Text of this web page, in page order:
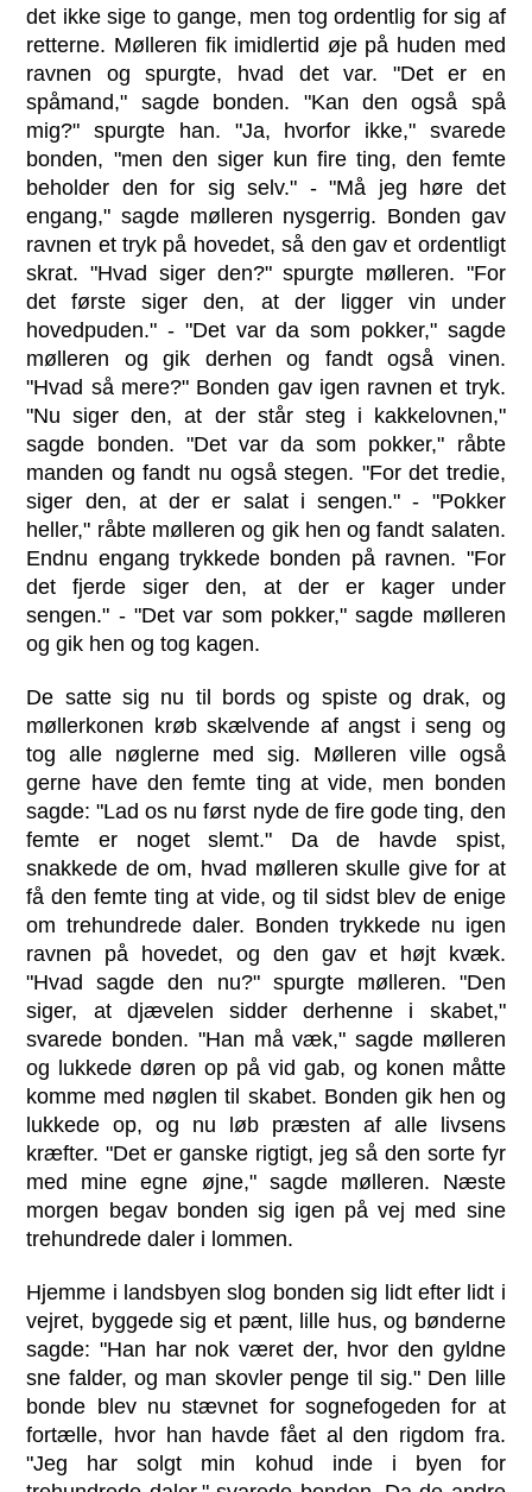
det ikke sige to gange, men tog ordentlig for sig af
retterne. Mølleren fik imidlertid øje på huden med
ravnen og spurgte, hvad det var. "Det er en
spåmand," sagde bonden. "Kan den også spå
mig?" spurgte han. "Ja, hvorfor ikke," svarede
bonden, "men den siger kun fire ting, den femte
beholder den for sig selv." - "Må jeg høre det
engang," sagde mølleren nysgerrig. Bonden gav
ravnen et tryk på hovedet, så den gav et ordentligt
skrat. "Hvad siger den?" spurgte mølleren. "For
det første siger den, at der ligger vin under
hovedpuden." - "Det var da som pokker," sagde
mølleren og gik derhen og fandt også vinen.
"Hvad så mere?" Bonden gav igen ravnen et tryk.
"Nu siger den, at der står steg i kakkelovnen,"
sagde bonden. "Det var da som pokker," råbte
manden og fandt nu også stegen. "For det tredie,
siger den, at der er salat i sengen." - "Pokker
heller," råbte mølleren og gik hen og fandt salaten.
Endnu engang trykkede bonden på ravnen. "For
det fjerde siger den, at der er kager under
sengen." - "Det var som pokker," sagde mølleren
og gik hen og tog kagen.
De satte sig nu til bords og spiste og drak, og
møllerkonen krøb skælvende af angst i seng og
tog alle nøglerne med sig. Mølleren ville også
gerne have den femte ting at vide, men bonden
sagde: "Lad os nu først nyde de fire gode ting, den
femte er noget slemt." Da de havde spist,
snakkede de om, hvad mølleren skulle give for at
få den femte ting at vide, og til sidst blev de enige
om trehundrede daler. Bonden trykkede nu igen
ravnen på hovedet, og den gav et højt kvæk.
"Hvad sagde den nu?" spurgte mølleren. "Den
siger, at djævelen sidder derhenne i skabet,"
svarede bonden. "Han må væk," sagde mølleren
og lukkede døren op på vid gab, og konen måtte
komme med nøglen til skabet. Bonden gik hen og
lukkede op, og nu løb præsten af alle livsens
kræfter. "Det er ganske rigtigt, jeg så den sorte fyr
med mine egne øjne," sagde mølleren. Næste
morgen begav bonden sig igen på vej med sine
trehundrede daler i lommen.
Hjemme i landsbyen slog bonden sig lidt efter lidt i
vejret, byggede sig et pænt, lille hus, og bønderne
sagde: "Han har nok været der, hvor den gyldne
sne falder, og man skovler penge til sig." Den lille
bonde blev nu stævnet for sognefogeden for at
fortælle, hvor han havde fået al den rigdom fra.
"Jeg har solgt min kohud inde i byen for